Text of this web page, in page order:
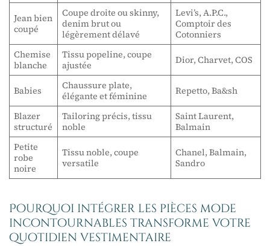
Jean bien
coupé
Coupe droite ou skinny,
denim brut ou
légèrement délavé
Levi’s, A.P.C.,
Comptoir des
Cotonniers
Chemise
blanche
Tissu popeline, coupe
ajustée
Dior, Charvet, COS
Babies
Chaussure plate,
élégante et féminine
Repetto, Ba&sh
Blazer
structuré
Tailoring précis, tissu
noble
Saint Laurent,
Balmain
Petite
robe
noire
Tissu noble, coupe
versatile
Chanel, Balmain,
Sandro
Pourquoi intégrer les pièces mode
incontournables transforme votre
quotidien vestimentaire